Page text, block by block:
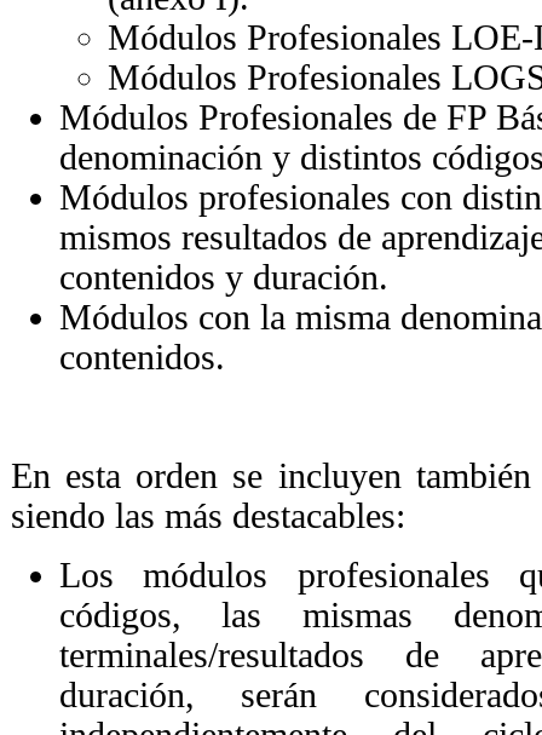
Módulos Profesionales
Módulos Profesionales
Módulos Profesionales de FP
denominación y distintos
Módulos profesionales con
mismos resultados de
contenidos y duración.
Módulos con la misma
contenidos.
En esta orden se incluyen
siendo las más destacables:
Los módulos profesionales
códigos, las mismas
terminales/resultados de
duración, serán